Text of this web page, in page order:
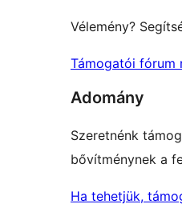
Vélemény?
Támogatói fórum
Adomány
Szeretnénk
bővítménynek a
Ha tehetjük,